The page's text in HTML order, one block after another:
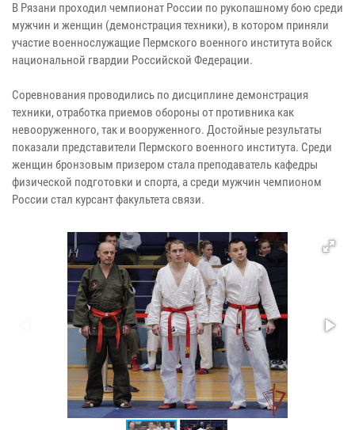
В Рязани проходил чемпионат России по рукопашному бою среди
мужчин и женщин (демонстрация техники), в котором приняли
участие военнослужащие Пермского военного института войск
национальной гвардии Российской Федерации.
Соревнования проводились по дисциплине демонстрация
техники, отработка приемов обороны от противника как
невооруженного, так и вооруженного. Достойные результаты
показали представители Пермского военного института. Среди
женщин бронзовым призером стала преподаватель кафедры
физической подготовки и спорта, а среди мужчин чемпионом
России стал курсант факультета связи.